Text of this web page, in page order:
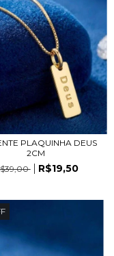
PLAQUINHA DEUS
2CM
R$19,50